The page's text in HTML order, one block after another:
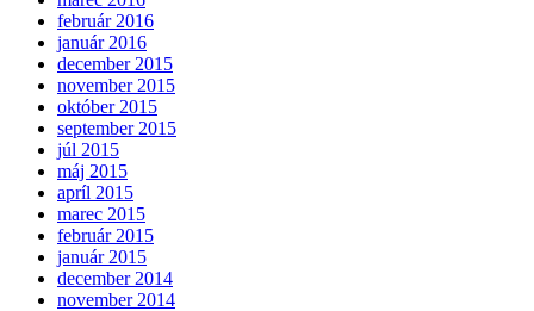
február 2016
január 2016
december 2015
november 2015
október 2015
september 2015
júl 2015
máj 2015
apríl 2015
marec 2015
február 2015
január 2015
december 2014
november 2014